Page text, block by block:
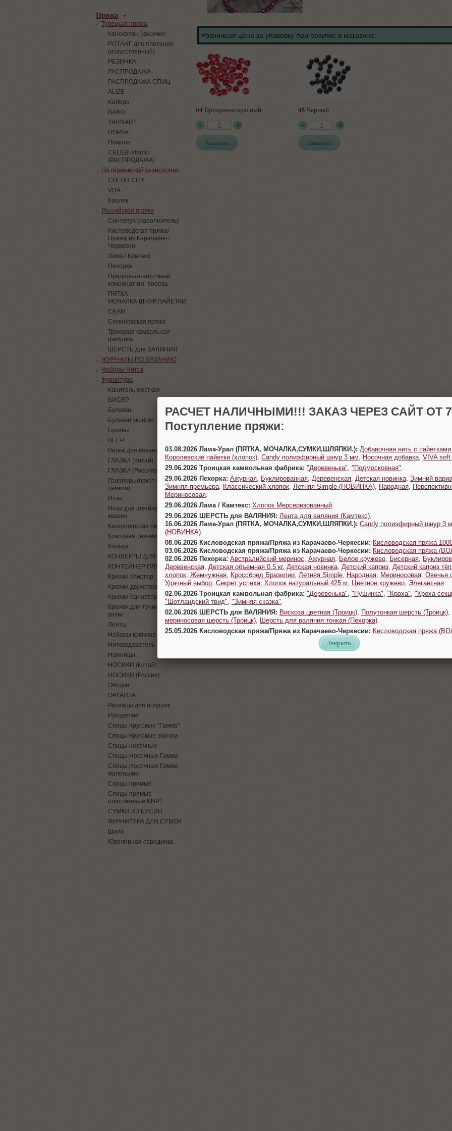
Розничная цена за упаковку при покупке в магазине:
04 Прозрачно-красный
Заказать
45 Черный
Заказать
Пряжа
Турецкая пряжа
Канеколон (косички)
РОТАНГ для плетения
(искусственный)
PЕЗИНКА
РАСПРОДАЖА
РАСПРОДАЖА СПИЦ
ALIZE
Kartopu
NAKO
YARNART
НОРКА
Помпон
СELEBI etamin
(РАСПРОДАЖА)
По германской технологии
COLOR CITY
VITA
Кролик
Российская пряжа
Синтепух (наполнитель)
Кисловодская пряжа/
Пряжа из Карачаево-
Черкесии
Лама / Камтекс
Пехорка
Прядильно-ниточный
комбинат им. Кирова
ПЯТКА,
МОЧАЛКА,ШНУР,ПАЙЕТКИ
СЕАМ
Семеновская пряжа
Троицкая камвольная
фабрика
ШЕРСТЬ для ВАЛЯНИЯ
ЖУРНАЛЫ ПО ВЯЗАНИЮ
Наборы Ниток
Фурнитура
Канитель жесткая
БИСЕР
Булавки
Булавки эконом.
Бусины
ВЕЕР
Вилки для вязания
ГЛАЗКИ (Китай)
ГЛАЗКИ (Россия)
Грипперы(пакет с
замком)
Иглы
Иглы для швейных
машин
Канцелярская резинка
Ковровая техника
Кольца
КОНВЕРТЫ ДЛЯ ДЕНЕГ
КОНТЕЙНЕР ПЛАСТИК
Крючки блистер
Крючки двухсторонние
Крючки односторонние
Крючок для тунисской
вязки
Ленты
Наборы крючков
Нитковдеватель
Ножницы
НОСИКИ (Китай)
НОСИКИ (Россия)
Ободки
ОРГАНЗА
Ресницы для игрушек
Рукоделие
Спицы Круговые "Гамма"
Спицы Круговые эконом.
Спицы носочные
Спицы Носочные Гамма
Спицы Носочные Гамма
маленькие
Спицы прямые
Спицы прямые
пластиковые KNP1
СУМКИ ИЗ БУСИН
ФУРНИТУРА ДЛЯ СУМОК
Шило
Ювелирная серединка
РАСЧЕТ НАЛИЧНЫМИ!!! ЗАКАЗ ЧЕРЕЗ САЙТ ОТ
Поступление пряжи:
03.08.2026 Лама-Урал (ПЯТКА, МОЧАЛКА,СУМКИ,ШЛЯПКИ.): Добавочная нить с
Королевские пайетки (хлопок) Candy полиэфирный шнур 3 мм Носочная добавка VIVA
29.06.2026 Троицкая камвольная фабрика: "Деревенька" "Подмосковная"
29.06.2026 Пехорка: Ажурная Буклированная Деревенская Детская новинка Зимний
Зимняя премьера
Классический хлопок Летняя Simple (НОВИНКА) Народная
Мериносовая
29.06.2026 Лама / Камтекс: Хлопок Мерсеризованный
29.06.2026 ШЕРСТЬ для ВАЛЯНИЯ: Лента для валяния (Камтекс)
16.06.2026 Лама-Урал (ПЯТКА, МОЧАЛКА,СУМКИ,ШЛЯПКИ.): Candy полиэфирный шнур 3
(НОВИНКА)
08.06.2026 Кисловодская пряжа/Пряжа из Карачаево-Черкесии: Кисловодская пряжа
03.06.2026 Кисловодская пряжа/Пряжа из Карачаево-Черкесии: Кисловодская пряжа
02.06.2026 Пехорка: Австралийский меринос Ажурная Белое кружево Бисерная
Деревенская Детская объемная 0.5 кг. Детская новинка Детский каприз Детский каприз
хлопок Жемчужная Кроссбред Бразилии Летняя Simple Народная Мериносовая Овечья
Удачный выбор Секрет успеха Хлопок натуральный 425 м Цветное кружево Элегантная
02.06.2026 Троицкая камвольная фабрика: "Деревенька" "Пушинка" "Кроха" "Кроха
"Шотландский твид" "Зимняя сказка"
02.06.2026 ШЕРСТЬ для ВАЛЯНИЯ: Вискоза цветная (Троицк) Полутонкая шерсть (Троицк)
мериносовая шерсть (Троицк)
Шерсть для валяния тонкая (Пехорка)
25.05.2026 Кисловодская пряжа/Пряжа из Карачаево-Черкесии: Кисловодская пряжа
Закрыть